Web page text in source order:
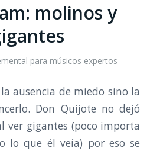
molinos y
para músicos expertos
ausencia de miedo sino la
Don Quijote no dejó
ver gigantes (poco importa
lo que él veía) por eso se